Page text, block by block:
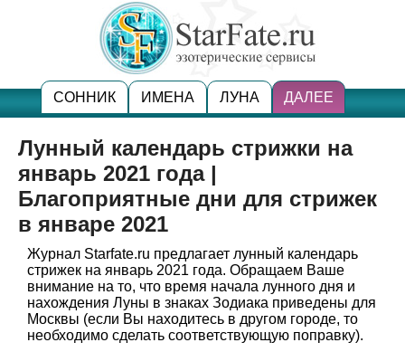
СОННИК ИМЕНА ЛУНА ДАЛЕЕ
Лунный календарь стрижки на
январь 2021 года |
Благоприятные дни для стрижек
в январе 2021
Журнал Starfate.ru предлагает лунный календарь
стрижек на январь 2021 года. Обращаем Ваше
внимание на то, что время начала лунного дня и
нахождения Луны в знаках Зодиака приведены для
Москвы (если Вы находитесь в другом городе, то
необходимо сделать соответствующую поправку).